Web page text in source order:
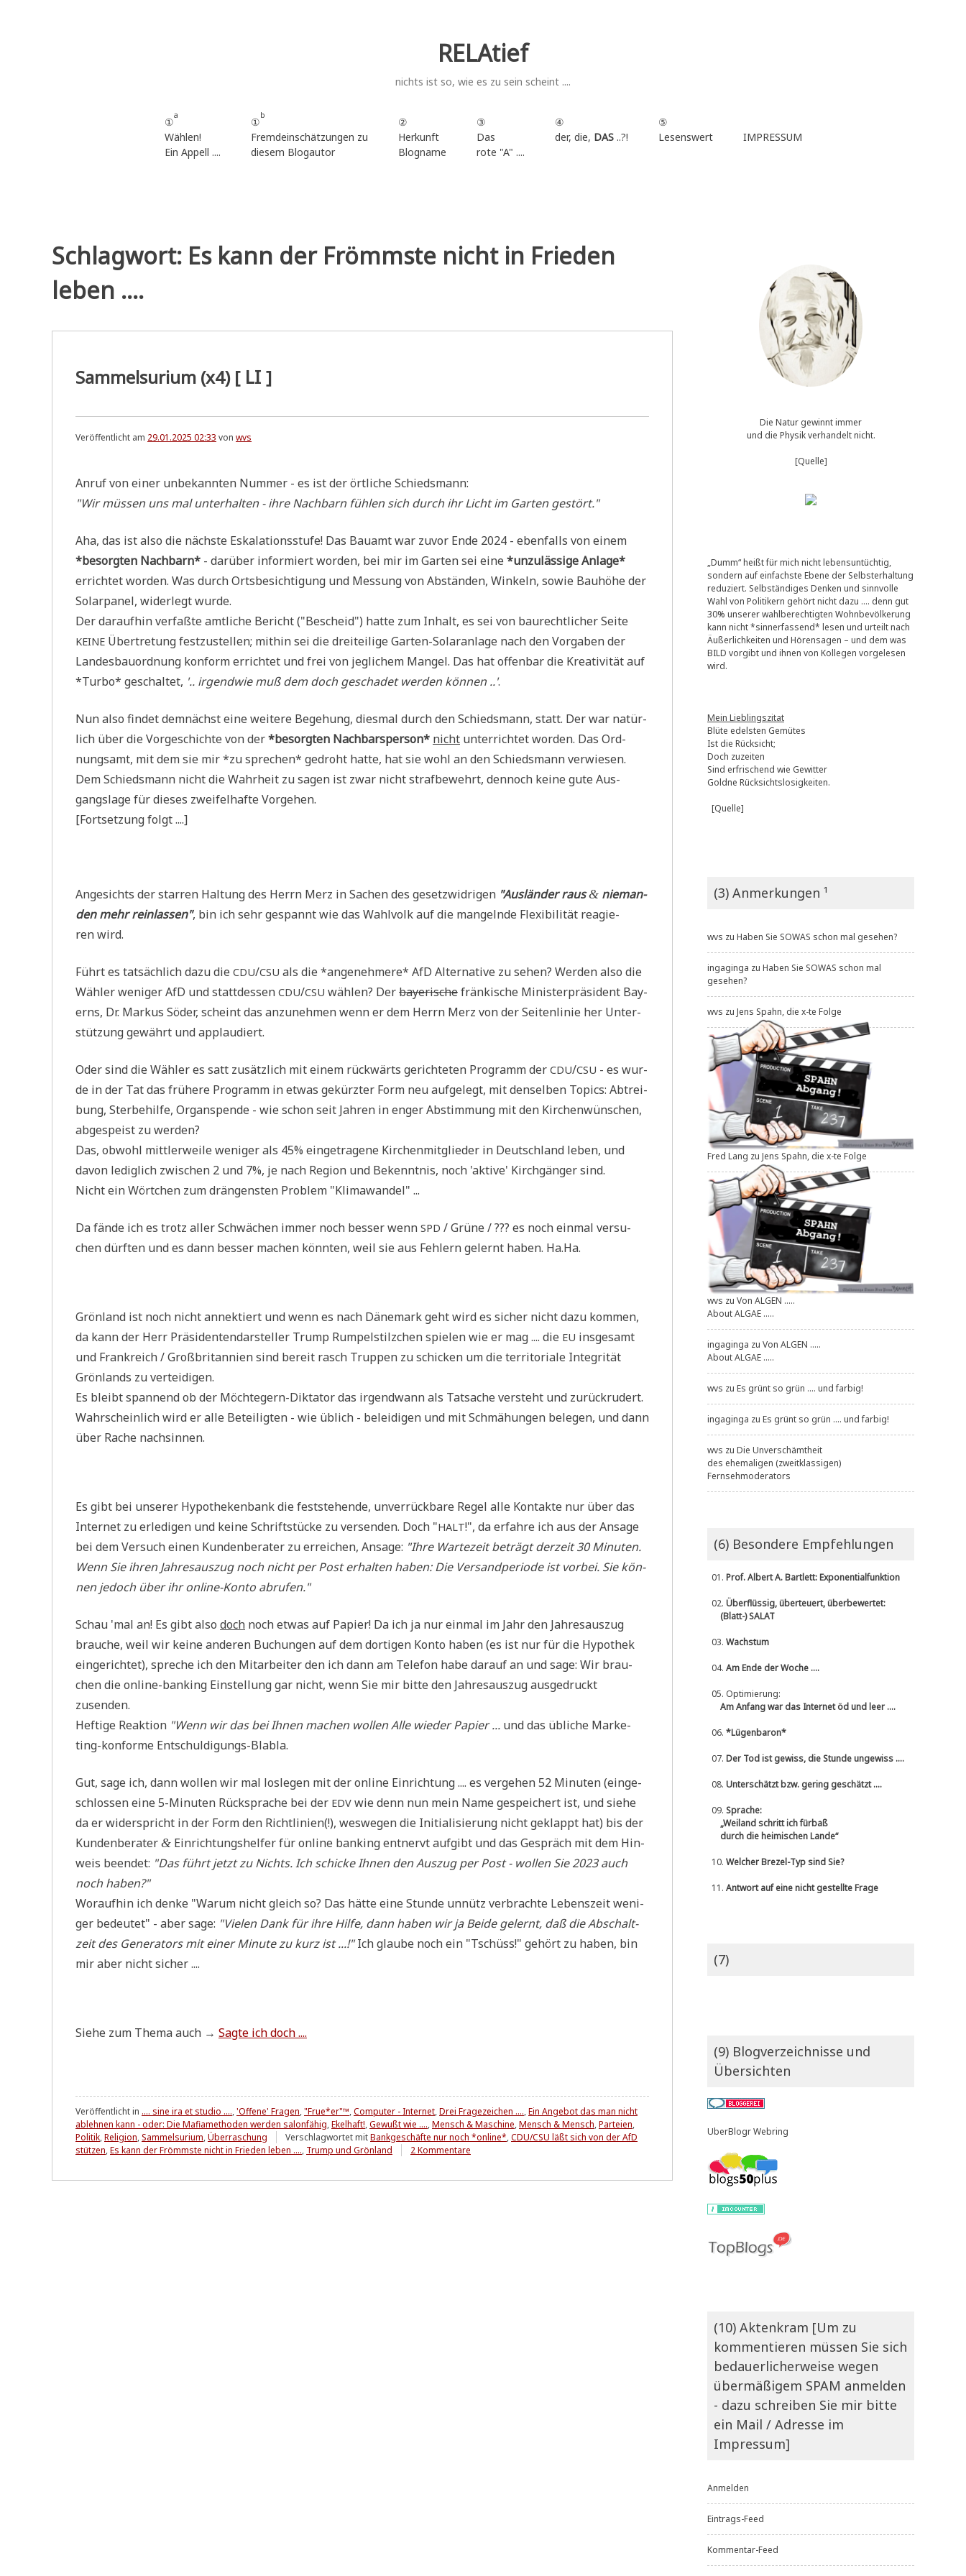
RELAtief
nichts ist so, wie es zu sein scheint ....
①
a
Wählen!
Ein Appell ....
①
b
Fremdeinschätzungen zu
diesem Blogautor
②
Herkunft
Blogname
③
Das
rote "A" ....
④
der, die, DAS..?!
⑤
Lesenswert
IMPRESSUM
Schlagwort: Es kann der Frömmste nicht in Frieden
leben ....
Sammelsurium (x4) [LI ]
Veröffentlicht am 29.01.2025 02:33 von wvs
Anruf von einer unbe­kann­ten Num­mer - es ist der ört­li­che Schiedsmann:
"Wir müs­sen uns mal unter­hal­ten - ihre Nach­barn füh­len sich durch ihr Licht im Gar­ten gestört."
Aha, das ist also die näch­ste Eska­la­ti­ons­stu­fe! Das Bau­amt war zuvor Ende 2024 - eben­falls von einem
*besorg­ten Nach­barn* - dar­über infor­miert wor­den, bei mir im Gar­ten sei eine *unzu­läs­si­ge Anla­ge*
errich­tet wor­den. Was durch Orts­be­sich­ti­gung und Mes­sung von Abstän­den, Win­keln, sowie Bau­hö­he der
Solar­pa­nel, wider­legt wurde.
Der dar­auf­hin ver­faß­te amt­li­che Bericht ("Bescheid") hat­te zum Inhalt, es sei von bau­recht­li­cher Sei­te
KEINE Über­tre­tung fest­zu­stel­len; mit­hin sei die drei­tei­li­ge Gar­ten-Solar­an­la­ge nach den Vor­ga­ben der
Lan­des­bau­ord­nung kon­form errich­tet und frei von jeg­li­chem Man­gel. Das hat offen­bar die Krea­ti­vi­tät auf
*Tur­bo* geschal­tet, '.. irgend­wie muß dem doch gescha­det wer­den kön­nen ..'.
Nun also fin­det dem­nächst eine wei­te­re Bege­hung, dies­mal durch den Schieds­mann, statt. Der war natür­
lich über die Vor­ge­schich­te von der*besorg­ten Nach­bars­per­son* nicht unter­rich­tet wor­den. Das Ord­
nungs­amt, mit dem sie mir *zu spre­chen* gedroht hat­te, hat sie wohl an den Schieds­mann verwiesen.
Dem Schieds­mann nicht die Wahr­heit zu sagen ist zwar nicht straf­be­wehrt, den­noch kei­ne gute Aus­
gangs­la­ge für die­ses zwei­fel­haf­te Vorgehen.
[Fort­set­zung folgt ....]
Ange­sichts der star­ren Hal­tung des Herrn Merz in Sachen des gesetz­wid­ri­gen "Aus­län­der raus& nie­man­
den mehr rein­las­sen", bin ich sehr gespannt wie das Wahl­volk auf die man­geln­de Fle­xi­bi­li­tät reagie­
ren wird.
Führt es tat­säch­lich dazu die CDU/CSU als die *ange­neh­me­re* AfD Alter­na­ti­ve zu sehen? Wer­den also die
Wäh­ler weni­ger AfD und statt­des­sen CDU/CSU wäh­len? Derbaye­ri­schefrän­ki­sche Mini­ster­prä­si­dent Bay­
erns, Dr. Mar­kus Söder, scheint das anzu­neh­men wenn er dem Herrn Merz von der Sei­ten­li­nie her Unter­
stüt­zung gewährt und applaudiert.
Oder sind die Wäh­ler es satt zusätz­lich mit einem rück­wärts gerich­te­ten Pro­gramm der CDU/CSU - es wur­
de in der Tat das frü­he­re Pro­gramm in etwas gekürz­ter Form neu auf­ge­legt, mit den­sel­ben Topics: Abtrei­
bung, Ster­be­hil­fe, Organ­spen­de - wie schon seit Jah­ren in enger Abstim­mung mit den Kir­chen­wün­schen,
abge­speist zu werden?
Das, obwohl mitt­ler­wei­le weni­ger als 45% ein­ge­tra­ge­ne Kir­chen­mit­glie­der in Deutsch­land leben, und
davon ledig­lich zwi­schen 2 und 7%, je nach Regi­on und Bekennt­nis, noch 'akti­ve' Kirch­gän­ger sind.
Nicht ein Wört­chen zum drän­gen­sten Pro­blem "Kli­ma­wan­del" ...
Da fän­de ich es trotz aller Schwä­chen immer noch bes­ser wenn SPD / Grü­ne / ??? es noch ein­mal ver­su­
chen dürf­ten und es dann bes­ser machen könn­ten, weil sie aus Feh­lern gelernt haben. Ha.Ha.
Grön­land ist noch nicht annek­tiert und wenn es nach Däne­mark geht wird es sicher nicht dazu kom­men,
da kann der Herr Prä­si­den­ten­dar­stel­ler Trump Rum­pel­stilz­chen spie­len wie er mag .... die EU ins­ge­samt
und Frank­reich / Groß­bri­tan­ni­en sind bereit rasch Trup­pen zu schicken um die ter­ri­to­ria­le Inte­gri­tät
Grön­lands zu verteidigen.
Es bleibt span­nend ob der Möch­te­gern-Dik­ta­tor das irgend­wann als Tat­sa­che ver­steht und zurück­ru­dert.
Wahr­schein­lich wird er alle Betei­lig­ten - wie üblich - belei­di­gen und mit Schmä­hun­gen bele­gen, und dann
über Rache nachsinnen.
Es gibt bei unse­rer Hypo­the­ken­bank die fest­ste­hen­de, unver­rück­ba­re Regel alle Kon­tak­te nur über das
Inter­net zu erle­di­gen und kei­ne Schrift­stücke zu ver­sen­den. Doch "HALT!", da erfah­re ich aus der Ansa­ge
bei dem Ver­such einen Kun­den­be­ra­ter zu errei­chen, Ansa­ge: "Ihre War­te­zeit beträgt der­zeit 30 Minu­ten.
Wenn Sie ihren Jah­res­aus­zug noch nicht per Post erhal­ten haben: Die Ver­sand­pe­ri­ode ist vor­bei. Sie kön­
nen jedoch über ihr online-Kon­to abrufen."
Schau 'mal an! Es gibt also doch noch etwas auf Papier! Da ich ja nur ein­mal im Jahr den Jah­res­aus­zug
brau­che, weil wir kei­ne ande­ren Buchun­gen auf dem dor­ti­gen Kon­to haben (es ist nur für die Hypo­thek
ein­ge­rich­tet), spre­che ich den Mit­ar­bei­ter den ich dann am Tele­fon habe dar­auf an und sage: Wir brau­
chen die online-ban­king Ein­stel­lung gar nicht, wenn Sie mir bit­te den Jah­res­aus­zug aus­ge­druckt
zusenden.
Hef­ti­ge Reak­ti­on "Wenn wir das bei Ihnen machen wol­len Alle wie­der Papier ... und das übli­che Mar­ke­
ting-kon­for­me Entschuldigungs-Blabla.
Gut, sage ich, dann wol­len wir mal los­le­gen mit der online Ein­rich­tung .... es ver­ge­hen 52 Minu­ten (ein­ge­
schlos­sen eine 5-Minu­ten Rück­spra­che bei der EDV wie denn nun mein Name gespei­chert ist, und sie­he
da er wider­spricht in der Form den Richt­li­ni­en(!), wes­we­gen die Initia­li­sie­rung nicht geklappt hat) bis der
Kun­den­be­ra­ter & Ein­rich­tungs­hel­fer für online ban­king ent­nervt auf­gibt und das Gespräch mit dem Hin­
weis been­det: "Das führt jetzt zu Nichts. Ich schicke Ihnen den Aus­zug per Post - wol­len Sie 2023 auch
noch haben?"
Wor­auf­hin ich den­ke "War­um nicht gleich so? Das hät­te eine Stun­de unnütz ver­brach­te Lebens­zeit weni­
ger bedeu­tet" - aber sage: "Vie­len Dank für ihre Hil­fe, dann haben wir ja Bei­de gelernt, daß die Abschalt­
zeit des Gene­ra­tors mit einer Minu­te zu kurz ist ...!"Ich glau­be noch ein "Tschüss!" gehört zu haben, bin
mir aber nicht sicher ....
Sie­he zum The­ma auch → Sag­te ich doch ....
Veröffentlicht in .... sine ira et studio ....,'Offene' Fragen,"Frue*er"™,Computer - Internet,Drei Fragezeichen ....,Ein Angebot das man nicht
ablehnen kann - oder: Die Mafiamethoden werden salonfähig,Ekelhaft!,Gewußt wie ....,Mensch & Maschine,Mensch & Mensch,Parteien,
Politik,Religion,Sammelsurium,Überraschung Verschlagwortet mitBankgeschäfte nur noch *online*,CDU/CSU läßt sich von der AfD
stützen,Es kann der Frömmste nicht in Frieden leben ...., Trump und Grönland 2 Kommentare
Die Natur gewinnt immer
und die Physik verhandelt nicht.
[Quelle]
„Dumm“ heißt für mich nicht lebensuntüchtig,
sondern auf einfachste Ebene der Selbsterhaltung
reduziert. Selbständiges Denken und sinnvolle
Wahl von Politikern gehört nicht dazu …. denn gut
30% unserer wahlberechtigten Wohnbevölkerung
kann nicht *sinnerfassend* lesen und urteilt nach
Äußerlichkeiten und Hörensagen – und dem was
BILD vorgibt und ihnen von Kollegen vorgelesen
wird.
Mein Lieblingszitat
Blüte edelsten Gemütes
Ist die Rücksicht;
Doch zuzeiten
Sind erfrischend wie Gewitter
Goldne Rücksichtslosigkeiten.
[Quelle]
(3) Anmerkungen ¹
wvs zu Haben Sie SOWAS schon mal gesehen?
ingaginga zu Haben Sie SOWAS schon mal
gesehen?
wvs zu Jens Spahn, die x-te Folge
Fred Lang zu Jens Spahn, die x-te Folge
wvs zu Von ALGEN .....
About ALGAE .....
ingaginga zu Von ALGEN .....
About ALGAE .....
wvs zu Es grünt so grün .... und farbig!
ingaginga zu Es grünt so grün .... und farbig!
wvs zu Die Unverschämtheit
des ehemaligen (zweitklassigen)
Fernsehmoderators
(6) Besondere Empfehlungen
01. Prof. Albert A. Bartlett: Exponentialfunktion
02. Überflüssig, überteuert, überbewertet:
(Blatt-) SALAT
03. Wachstum
04. Am Ende der Woche ....
05. Optimierung:
Am Anfang war das Internet öd und leer ....
06. *Lügenbaron*
07. Der Tod ist gewiss, die Stunde ungewiss ....
08. Unterschätzt bzw. gering geschätzt ....
09. Sprache:
„Weiland schritt ich fürbaß
durch die heimischen Lande“
10. Welcher Brezel-Typ sind Sie?
11. Antwort auf eine nicht gestellte Frage
(7)
(9) Blogverzeichnisse und
Übersichten
UberBlogr Webring
(10) Aktenkram [Um zu
kommentieren müssen Sie sich
bedauerlicherweise wegen
übermäßigem SPAM anmelden
- dazu schreiben Sie mir bitte
ein Mail / Adresse im
Impressum]
Anmelden
Eintrags-Feed
Kommentar-Feed